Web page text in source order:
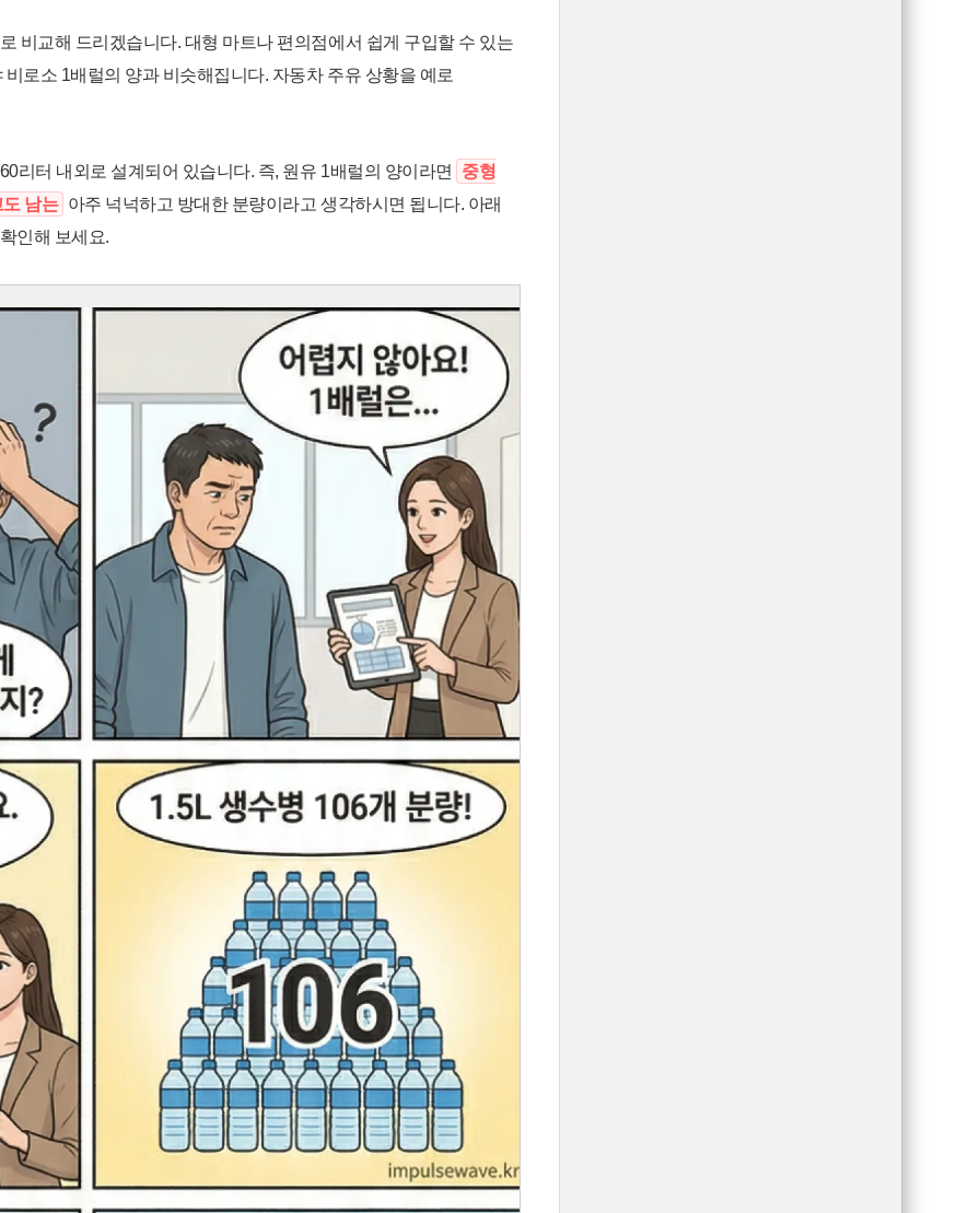
비교해 드리겠습니다. 대형 마트나 편의점에서 쉽게 구입할 수 있는
비로소 1배럴의 양과 비슷해집니다. 자동차 주유 상황을 예로
리터 내외로 설계되어 있습니다. 즉, 원유 1배럴의 양이라면
중형
남는 아주 넉넉하고 방대한 분량이라고 생각하시면 됩니다. 아래
인해 보세요.